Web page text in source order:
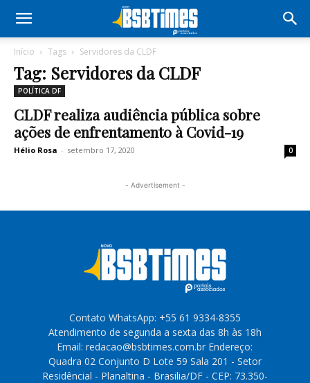
Início Tags Servidores da CLDF
Tag: Servidores da CLDF
POLÍTICA DF
CLDF realiza audiência pública sobre
ações de enfrentamento à Covid-19
Hélio Rosa - setembro 17, 2020 0
- Advertisement -
Contato WhatsApp: +55 61 9334-8355
Atendimento de segunda a sexta das 8h às 18h
Email: redacao@bsbtimes.com.br Endereço:
Quadra 02 Conjunto D Lote 59 Sala 201 - Setor
Residêncial - Planaltina - Brasilia/DF - CEP: 73.350-